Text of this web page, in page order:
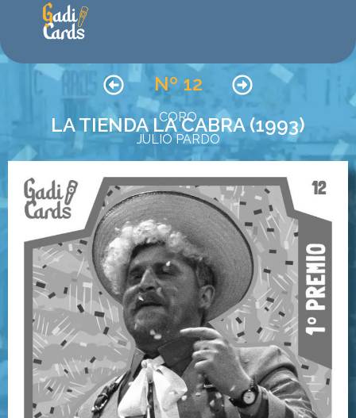
Nº 12
CORO
LA TIENDA LA CABRA (1993)
JULIO PARDO